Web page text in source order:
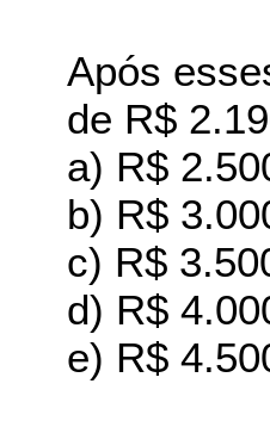
Após
de R$
a) R$
b) R$
c) R$
d) R$
e) R$